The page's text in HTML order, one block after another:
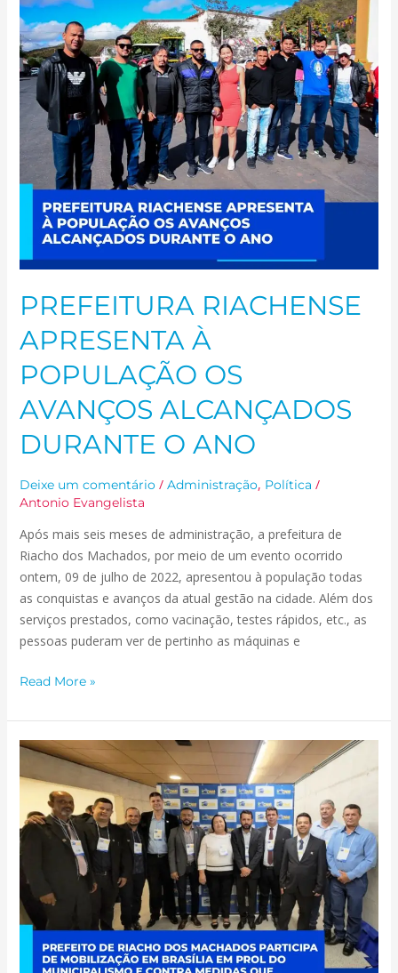
PREFEITURA RIACHENSE
APRESENTA À
POPULAÇÃO OS
AVANÇOS ALCANÇADOS
DURANTE O ANO
Deixe um comentário / Administração, Política /
Antonio Evangelista
Após mais seis meses de administração, a prefeitura de
Riacho dos Machados, por meio de um evento ocorrido
ontem, 09 de julho de 2022, apresentou à população todas
as conquistas e avanços da atual gestão na cidade. Além dos
serviços prestados, como vacinação, testes rápidos, etc., as
pessoas puderam ver de pertinho as máquinas e
PREFEITURA
RIACHENSE
APRESENTA
À
POPULAÇÃO
OS
AVANÇOS
ALCANÇADOS
DURANTE
ANO
Read More »
PREFEITO
RIACHO
DOS
MACHADOS
PARTICIPA
DE
MOBILIZAÇÃO
EM
BRASÍLIA